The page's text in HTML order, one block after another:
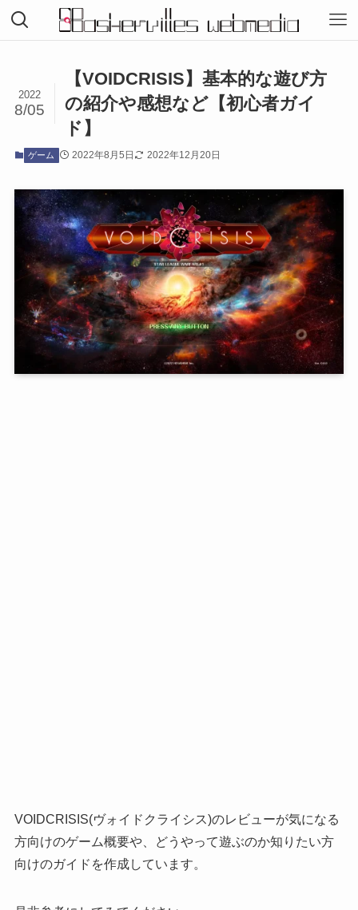
【VOIDCRISIS】基本的な遊び方
の紹介や感想など【初心者ガイ
ド】
2022
8/05
ゲーム 2022年8月5日 2022年12月20日
VOIDCRISIS(ヴォイドクライシス)のレビューが気になる
方向けのゲーム概要や、どうやって遊ぶのか知りたい方
向けのガイドを作成しています。